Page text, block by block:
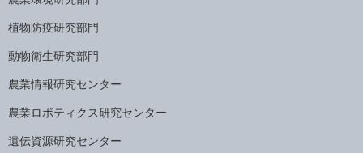
植物防疫研究部門
動物衛生研究部門
農業情報研究センター
農業ロボティクス研究センター
遺伝資源研究センター